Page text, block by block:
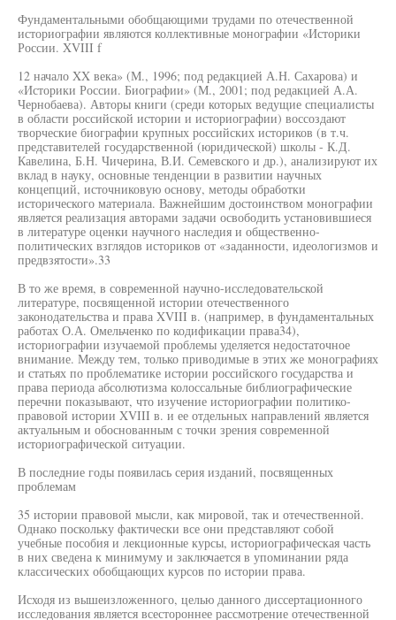
Фундаментальными обобщающими трудами по отечественной
историографии являются коллективные монографии «Историки
России. XVIII f
12 начало XX века» (М., 1996; под редакцией А.Н. Сахарова) и
«Историки России. Биографии» (М., 2001; под редакцией А.А.
Чернобаева). Авторы книги (среди которых ведущие специалисты
в области российской истории и историографии) воссоздают
творческие биографии крупных российских историков (в т.ч.
представителей государственной (юридической) школы - К.Д.
Кавелина, Б.Н. Чичерина, В.И. Семевского и др.), анализируют их
вклад в науку, основные тенденции в развитии научных
концепций, источниковую основу, методы обработки
исторического материала. Важнейшим достоинством монографии
является реализация авторами задачи освободить установившиеся
в литературе оценки научного наследия и общественно-
политических взглядов историков от «заданности, идеологизмов и
предвзятости».33
В то же время, в современной научно-исследовательской
литературе, посвященной истории отечественного
законодательства и права XVIII в. (например, в фундаментальных
работах О.А. Омельченко по кодификации права34),
историографии изучаемой проблемы уделяется недостаточное
внимание. Между тем, только приводимые в этих же монографиях
и статьях по проблематике истории российского государства и
права периода абсолютизма колоссальные библиографические
перечни показывают, что изучение историографии политико-
правовой истории XVIII в. и ее отдельных направлений является
актуальным и обоснованным с точки зрения современной
историографической ситуации.
В последние годы появилась серия изданий, посвященных
проблемам
35 истории правовой мысли, как мировой, так и отечественной.
Однако поскольку фактически все они представляют собой
учебные пособия и лекционные курсы, историографическая часть
в них сведена к минимуму и заключается в упоминании ряда
классических обобщающих курсов по истории права.
Исходя из вышеизложенного, целью данного диссертационного
исследования является всестороннее рассмотрение отечественной